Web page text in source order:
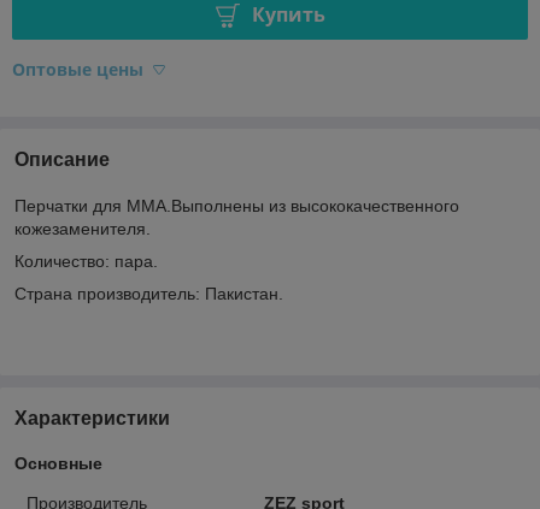
Купить
Оптовые цены
Описание
Перчатки для ММА.Выполнены из высококачественного
кожезаменителя.
Количество: пара.
Страна производитель: Пакистан.
Характеристики
Основные
Производитель
ZEZ sport